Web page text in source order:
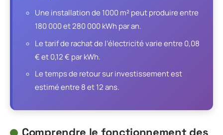
Une installation de 1000 m² peut produire entre
180 000 et 280 000 kWh par an.
Le tarif de rachat de l’électricité varie entre 0,08
€ et 0,12 € par kWh.
Le temps de retour sur investissement est
estimé entre 8 et 12 ans.
Comprendre le fonctionnement des